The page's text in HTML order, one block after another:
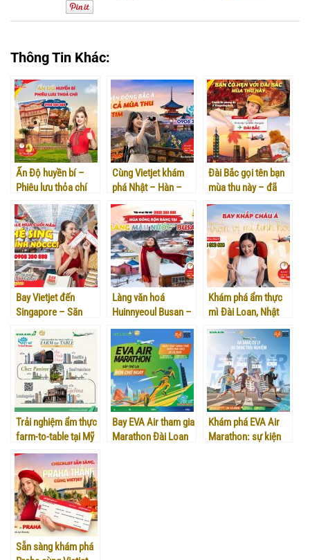
Thông Tin Khác:
Ấn Độ huyền bí –
Phiêu lưu thỏa chí
với vé 0Đ từ Vietjet!
Cùng Vietjet khám
phá Nhật – Hàn –
Trung – Đài mùa thu
Đài Bắc gọi tên bạn
mùa thu này – đã
đến lúc lên đường
cùng Vietjet!
Bay Vietjet đến
Singapore – Săn
deal Black Friday
cực khủng, mua sắm
thả ga!
Làng văn hoá
Huinnyeoul Busan –
Điểm đến mùa đông
rực rỡ sắc màu bên
biển
Khám phá ẩm thực
mì Đài Loan, Nhật
Bản, Hàn Quốc cùng
Vietjet Air
Trải nghiệm ẩm thực
farm-to-table tại Mỹ
cùng EVA Air
Bay EVA Air tham gia
Marathon Đài Loan
Khám phá EVA Air
Marathon: sự kiện
Sẵn sàng khám phá